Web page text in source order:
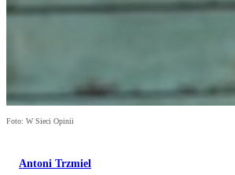
Foto: W Sieci Opinii
Antoni Trzmiel